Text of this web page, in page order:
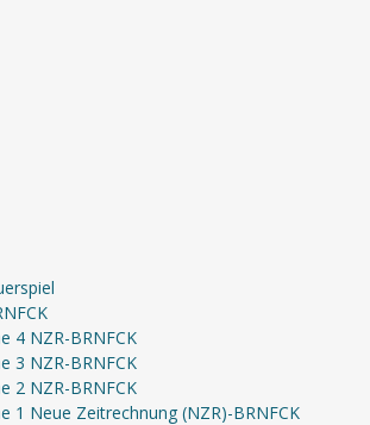
4 NZR-BRNFCK
3 NZR-BRNFCK
2 NZR-BRNFCK
1 Neue Zeitrechnung (NZR)-BRNFCK